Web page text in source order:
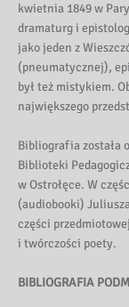
kwietnia 1849 w
dramaturg i
jako jeden z
(pneumatycznej),
był też mistykiem.
największego
Bibliografia została
Biblioteki
w Ostrołęce. W
(audiobooki)
części
i twórczości poety.
BIBLIOGRAFIA